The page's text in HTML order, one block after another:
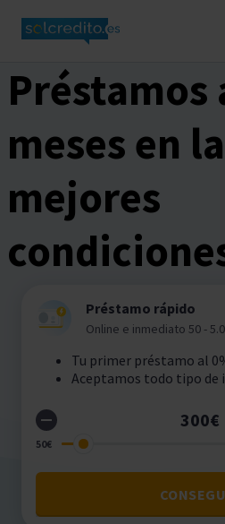
Préstamos
meses en
mejores
Préstamo rápido
Online e inmediato 50 -
Tu primer préstamo al
Aceptamos todo tipo de